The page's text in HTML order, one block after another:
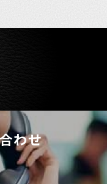
わせ